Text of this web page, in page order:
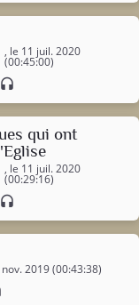
, le 11 juil. 2020
(00:45:00)
headset
qui ont
, le 11 juil. 2020
(00:29:16)
headset
2019 (00:43:38)